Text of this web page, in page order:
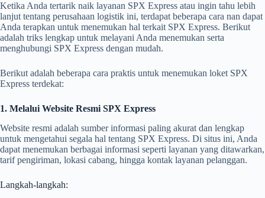
Ketika Anda tertarik naik layanan SPX Express atau ingin tahu lebih
lanjut tentang perusahaan logistik ini, terdapat beberapa cara nan dapat
Anda terapkan untuk menemukan hal terkait SPX Express. Berikut
adalah triks lengkap untuk melayani Anda menemukan serta
menghubungi SPX Express dengan mudah.
Berikut adalah beberapa cara praktis untuk menemukan loket SPX
Express terdekat:
1. Melalui Website Resmi SPX Express
Website resmi adalah sumber informasi paling akurat dan lengkap
untuk mengetahui segala hal tentang SPX Express. Di situs ini, Anda
dapat menemukan berbagai informasi seperti layanan yang ditawarkan,
tarif pengiriman, lokasi cabang, hingga kontak layanan pelanggan.
Langkah-langkah: